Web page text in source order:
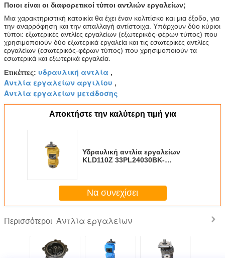
Ποιοι είναι οι διαφορετικοί τύποι αντλιών εργαλείων;
Μια χαρακτηριστική κατοικία θα έχει έναν κολπίσκο και μια έξοδο, για
την αναρρόφηση και την απαλλαγή αντίστοιχα. Υπάρχουν δύο κύριοι
τύποι: εξωτερικές αντλίες εργαλείων (εξωτερικός-φέρων τύπος) που
χρησιμοποιούν δύο εξωτερικά εργαλεία και τις εσωτερικές αντλίες
εργαλείων (εσωτερικός-φέρων τύπος) που χρησιμοποιούν τα
εσωτερικά και εξωτερικά εργαλεία.
Ετικέττες: υδραυλική αντλία ,
Αντλία εργαλείων αργιλίου ,
Αντλία εργαλείων μετάδοσης
Αποκτήστε την καλύτερη τιμή για
Υδραυλική αντλία εργαλείων
KLD110Z 33PL24030BK-
Να συνεχίσει
Περισσότεροι Αντλία εργαλείων